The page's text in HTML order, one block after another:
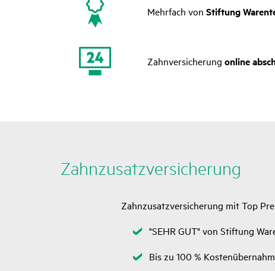
Mehrfach vonStiftung
Zahnversicherungonline
Zahn­zu­satz­ver­si­che­rung
Zahn­zu­satz­ver­si­che­rung mit Top
Zutref­
"SEHR GUT" von Stif­tung
Zutref­
Bis zu 100 %